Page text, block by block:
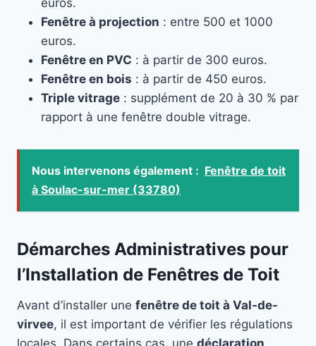
euros.
Fenêtre à projection : entre 500 et 1000
euros.
Fenêtre en PVC : à partir de 300 euros.
Fenêtre en bois : à partir de 450 euros.
Triple vitrage : supplément de 20 à 30 % par
rapport à une fenêtre double vitrage.
Nous intervenons également : Fenêtre de toit
à Soulac-sur-mer (33780)
Démarches Administratives pour
l’Installation de Fenêtres de Toit
Avant d’installer une fenêtre de toit à Val-de-
virvee, il est important de vérifier les régulations